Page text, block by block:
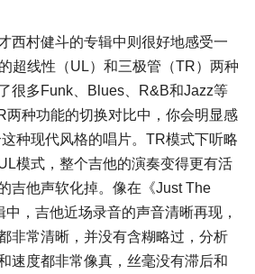
西村健斗的专辑中则很好地感受一
超线性（UL）和三极管（TR）两种
很多Funk、
Blues、R&B和Jazz等
两种功能的切换对比中，你会明显感
种现代风格的唱片。TR模式下听略
模式，整个吉他的演奏变得更有活
吉他声软化掉。像在《Just The
，吉他近场录音的声音清晰再现，
非常清晰，并没有含糊略过，分析
速度都非常像真，丝毫没有滞后和